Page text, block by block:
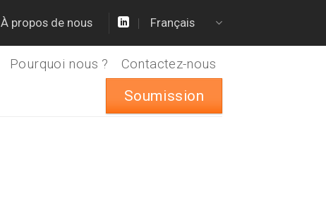
À propos de nous Français
Pourquoi nous ? Contactez-nous
Soumission